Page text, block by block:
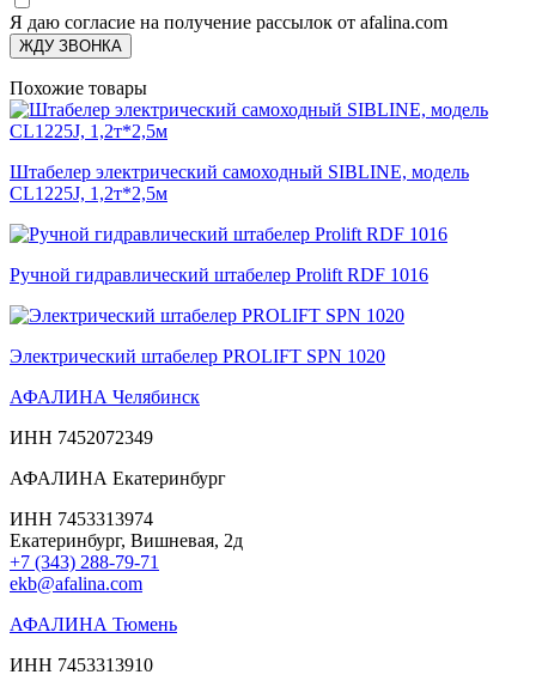
Я даю согласие на получение рассылок от afalina.com
ЖДУ ЗВОНКА
Похожие товары
Штабелер электрический самоходный SIBLINE, модель
CL1225J, 1,2т*2,5м
Ручной гидравлический штабелер Prolift RDF 1016
Электрический штабелер PROLIFT SPN 1020
АФАЛИНА Челябинск
ИНН 7452072349
АФАЛИНА Екатеринбург
ИНН 7453313974
Екатеринбург, Вишневая, 2д
+7 (343) 288-79-71
ekb@afalina.com
АФАЛИНА Тюмень
ИНН 7453313910